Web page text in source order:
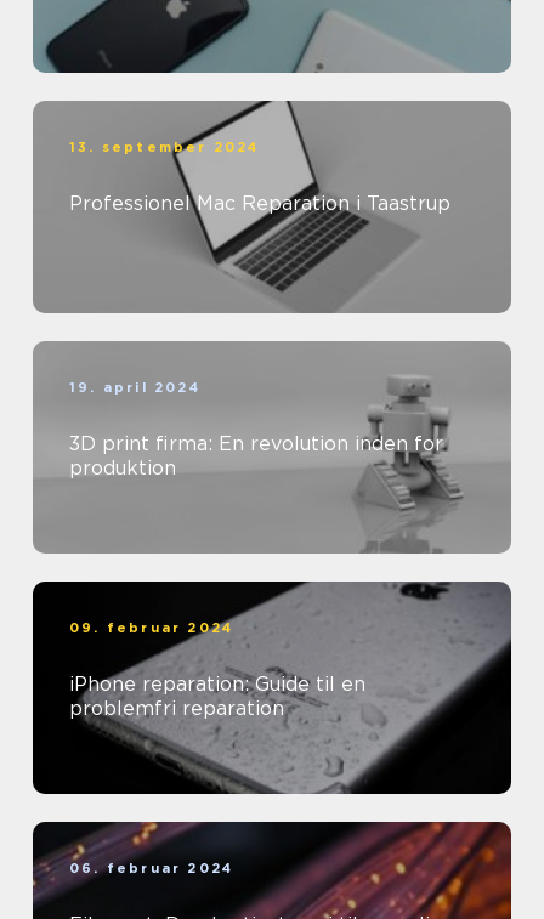
13. september 2024
Professionel Mac Reparation i Taastrup
19. april 2024
3D print firma: En revolution inden for
produktion
09. februar 2024
iPhone reparation: Guide til en
problemfri reparation
06. februar 2024